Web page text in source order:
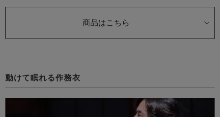
商品はこちら
動けて眠れる作務衣